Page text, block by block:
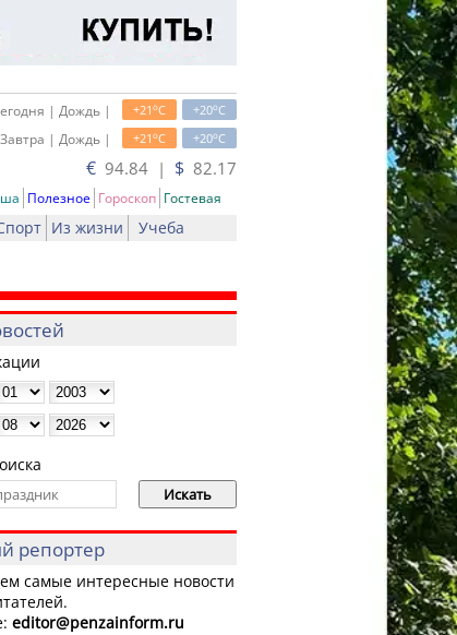
+20oC
+21oC
| Дождь |
+20oC
+21oC
Завтра | Дождь |
€ 94.84 | $ 82.17
Полезное Гороскоп Гостевая
Из жизни Учеба
репортер
самые интересные новости
editor@penzainform.ru